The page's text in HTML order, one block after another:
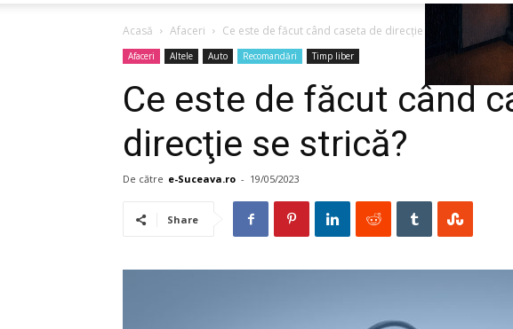
Acasă Afaceri Ce este de făcut când caseta de direcţie se strică?
Afaceri Altele Auto Recomandări Timp liber
Ce este de făcut când
direcţie se strică?
De către e-Suceava.ro - 19/05/2023
Share